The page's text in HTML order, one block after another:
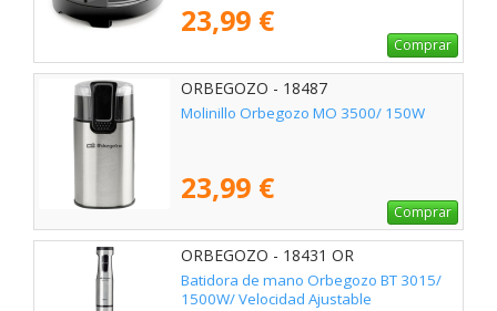
23,99 €
Comprar
ORBEGOZO - 18487
Molinillo Orbegozo MO 3500/ 150W
23,99 €
Comprar
ORBEGOZO - 18431 OR
Batidora de mano Orbegozo BT 3015/
1500W/ Velocidad Ajustable